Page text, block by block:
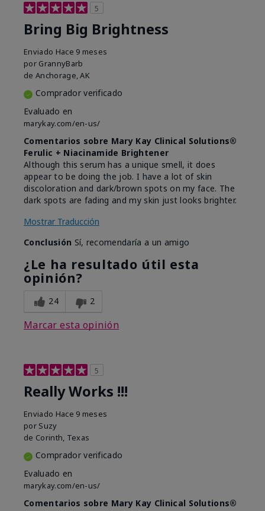
5
Bring Big Brightness
Enviado Hace 9 meses
por GrannyBarb
de Anchorage, AK
Comprador verificado
Evaluado en
marykay.com/en-us/
Comentarios sobre Mary Kay Clinical Solutions®
Ferulic + Niacinamide Brightener
Although this serum has a unique smell, it does
appear to be doing the job. I have a lot of skin
discoloration and dark/brown spots on my face. The
dark spots are fading and my skin just looks brighter.
Mostrar Traducción
Conclusión Sí, recomendaría a un amigo
¿Le ha resultado útil esta
opinión?
24 2
Marcar esta opinión
5
Really Works !!!
Enviado Hace 9 meses
por Suzy
de Corinth, Texas
Comprador verificado
Evaluado en
marykay.com/en-us/
Comentarios sobre Mary Kay Clinical Solutions®